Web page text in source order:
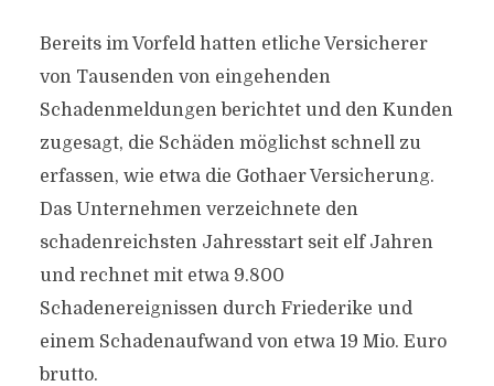
Bereits im Vorfeld hatten etliche Versicherer
von Tausenden von eingehenden
Schadenmeldungen berichtet und den Kunden
zugesagt, die Schäden möglichst schnell zu
erfassen, wie etwa die Gothaer Versicherung.
Das Unternehmen verzeichnete den
schadenreichsten Jahresstart seit elf Jahren
und rechnet mit etwa 9.800
Schadenereignissen durch Friederike und
einem Schadenaufwand von etwa 19 Mio. Euro
brutto.